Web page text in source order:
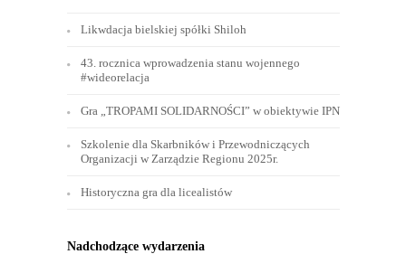
Likwdacja bielskiej spółki Shiloh
43. rocznica wprowadzenia stanu wojennego
#wideorelacja
Gra „TROPAMI SOLIDARNOŚCI” w obiektywie IPN
Szkolenie dla Skarbników i Przewodniczących
Organizacji w Zarządzie Regionu 2025r.
Historyczna gra dla licealistów
Nadchodzące wydarzenia